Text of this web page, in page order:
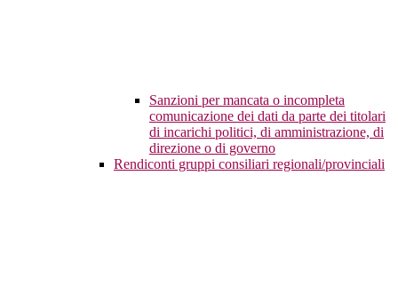
Sanzioni per mancata o incompleta
comunicazione dei dati da parte dei titolari
di incarichi politici, di amministrazione, di
direzione o di governo
Rendiconti gruppi consiliari regionali/provinciali